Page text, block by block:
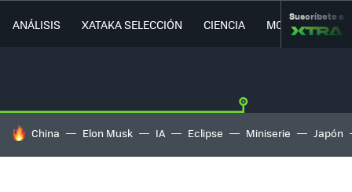
ANÁLISIS XATAKA SELECCIÓN CIENCIA MOVILIDAD
Suscríbete a
HOY SE HABLA DE
China Elon Musk IA Eclipse Miniserie Japón